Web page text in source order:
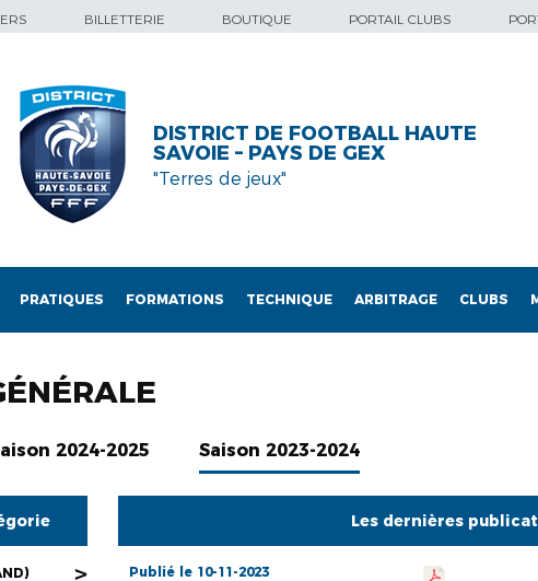
BILLETTERIE BOUTIQUE PORTAIL CLUBS
DISTRICT DE FOOTBALL HAUTE
SAVOIE – PAYS DE GEX
"Terres de jeux"
PRATIQUES FORMATIONS TECHNIQUE ARBITRAGE CLUBS
2024-2025 Saison 2023-2024
>
Les dernières
Publié le 10-11-2023